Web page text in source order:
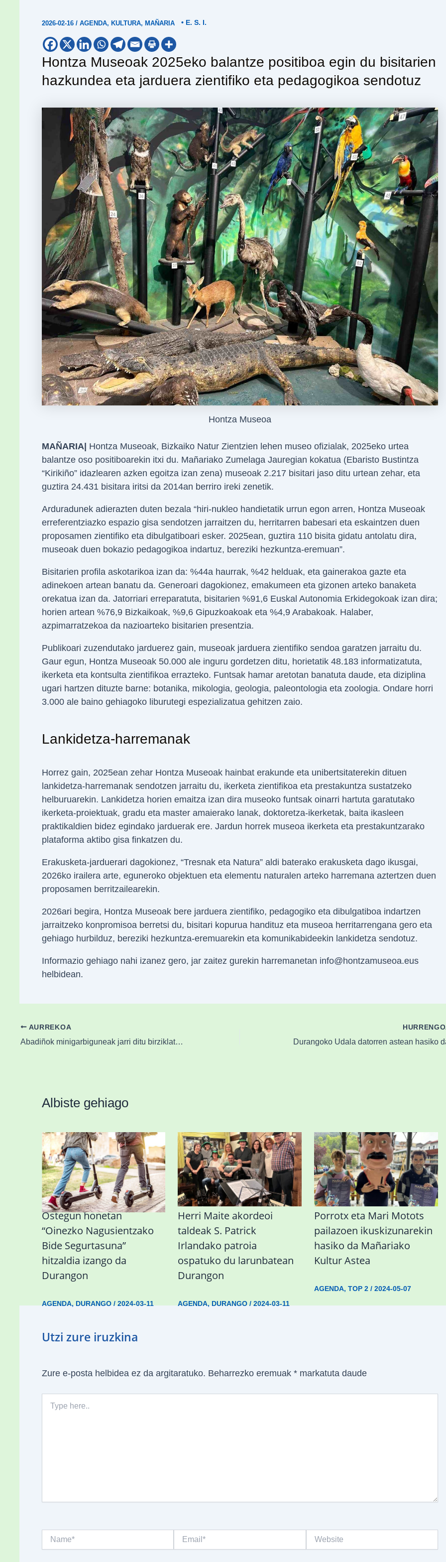
2026-02-16 / AGENDA, KULTURA, MAÑARIA • E. S. I.
Hontza Museoak 2025eko balantze positiboa egin du bisitarien
hazkundea eta jarduera zientifiko eta pedagogikoa sendotuz
Hontza Museoa
MAÑARIA| Hontza Museoak, Bizkaiko Natur Zientzien lehen museo ofizialak, 2025eko urtea
balantze oso positiboarekin itxi du. Mañariako Zumelaga Jauregian kokatua (Ebaristo Bustintza
“Kirikiño” idazlearen azken egoitza izan zena) museoak 2.217 bisitari jaso ditu urtean zehar, eta
guztira 24.431 bisitara iritsi da 2014an berriro ireki zenetik.
Arduradunek adierazten duten bezala “hiri-nukleo handietatik urrun egon arren, Hontza Museoak
erreferentziazko espazio gisa sendotzen jarraitzen du, herritarren babesari eta eskaintzen duen
proposamen zientifiko eta dibulgatiboari esker. 2025ean, guztira 110 bisita gidatu antolatu dira,
museoak duen bokazio pedagogikoa indartuz, bereziki hezkuntza-eremuan”.
Bisitarien profila askotarikoa izan da: %44a haurrak, %42 helduak, eta gainerakoa gazte eta
adinekoen artean banatu da. Generoari dagokionez, emakumeen eta gizonen arteko banaketa
orekatua izan da. Jatorriari erreparatuta, bisitarien %91,6 Euskal Autonomia Erkidegokoak izan dira;
horien artean %76,9 Bizkaikoak, %9,6 Gipuzkoakoak eta %4,9 Arabakoak. Halaber,
azpimarratzekoa da nazioarteko bisitarien presentzia.
Publikoari zuzendutako jarduerez gain, museoak jarduera zientifiko sendoa garatzen jarraitu du.
Gaur egun, Hontza Museoak 50.000 ale inguru gordetzen ditu, horietatik 48.183 informatizatuta,
ikerketa eta kontsulta zientifikoa errazteko. Funtsak hamar aretotan banatuta daude, eta diziplina
ugari hartzen dituzte barne: botanika, mikologia, geologia, paleontologia eta zoologia. Ondare horri
3.000 ale baino gehiagoko liburutegi espezializatua gehitzen zaio.
Lankidetza-harremanak
Horrez gain, 2025ean zehar Hontza Museoak hainbat erakunde eta unibertsitaterekin dituen
lankidetza-harremanak sendotzen jarraitu du, ikerketa zientifikoa eta prestakuntza sustatzeko
helburuarekin. Lankidetza horien emaitza izan dira museoko funtsak oinarri hartuta garatutako
ikerketa-proiektuak, gradu eta master amaierako lanak, doktoretza-ikerketak, baita ikasleen
praktikaldien bidez egindako jarduerak ere. Jardun horrek museoa ikerketa eta prestakuntzarako
plataforma aktibo gisa finkatzen du.
Erakusketa-jarduerari dagokionez, “Tresnak eta Natura” aldi baterako erakusketa dago ikusgai,
2026ko irailera arte, eguneroko objektuen eta elementu naturalen arteko harremana aztertzen duen
proposamen berritzailearekin.
2026ari begira, Hontza Museoak bere jarduera zientifiko, pedagogiko eta dibulgatiboa indartzen
jarraitzeko konpromisoa berretsi du, bisitari kopurua handituz eta museoa herritarrengana gero eta
gehiago hurbilduz, bereziki hezkuntza-eremuarekin eta komunikabideekin lankidetza sendotuz.
Informazio gehiago nahi izanez gero, jar zaitez gurekin harremanetan info@hontzamuseoa.eus
helbidean.
AURREKOA
Abadiñok minigarbiguneak jarri ditu birziklatze erosoagoa eta eraginkorragoa izateko
Albiste gehiago
Ostegun honetan
“Oinezko Nagusientzako
Bide Segurtasuna”
hitzaldia izango da
Durangon
AGENDA, DURANGO/ 2024-03-11
Herri Maite akordeoi
taldeak S. Patrick
Irlandako patroia
ospatuko du larunbatean
Durangon
AGENDA, DURANGO /2024-03-11
Porrotx eta Mari Motots
pailazoen ikuskizunarekin
hasiko da Mañariako
Kultur Astea
AGENDA,TOP 2 /2024-05-07
Utzi zure iruzkina
Zure e-posta helbidea ez da argitaratuko. Beharrezko eremuak *markatuta daude
here..